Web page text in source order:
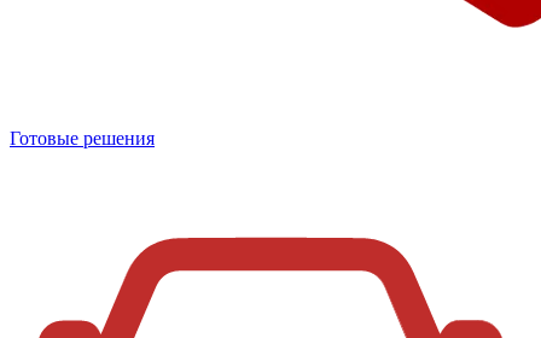
Готовые решения